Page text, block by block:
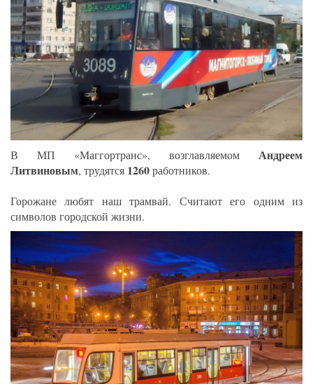
В МП «Маггортранс», возглавляемом Андреем
Литвиновым, трудятся 1260работников.
Горожане любят наш трамвай. Считают его одним из
символов городской жизни.